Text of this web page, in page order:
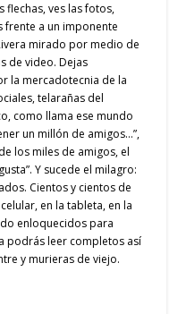
flechas, ves las fotos,
frente a un imponente
mirado por medio de
de video. Dejas
la mercadotecnia de la
telarañas del
como llama ese mundo
un millón de amigos…”,
los miles de amigos, el
Y sucede el milagro:
Cientos y cientos de
en la tableta, en la
enloquecidos para
podrás leer completos así
y murieras de viejo.